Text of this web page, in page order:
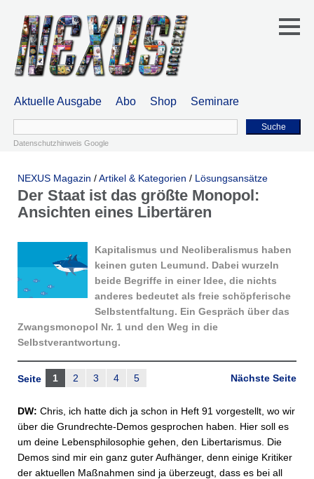
Aktuelle Ausgabe Abo Shop Seminare
Suche
Datenschutzhinweis Google
NEXUS Magazin /Artikel & Kategorien / Lösungsansätze
Der Staat ist das größte Monopol:
Ansichten eines Libertären
Kapitalismus und Neoliberalismus haben
keinen guten Leumund. Dabei wurzeln
beide Begriffe in einer Idee, die nichts
anderes bedeutet als freie schöpferische
Selbstentfaltung. Ein Gespräch über das
Zwangsmonopol Nr. 1 und den Weg in die
Selbstverantwortung.
Nächste Seite
Seite 1 2 3 4 5
DW: Chris, ich hatte dich ja schon in Heft 91 vorgestellt, wo wir
über die Grundrechte-Demos gesprochen haben. Hier soll es
um deine Lebensphilosophie gehen, den Libertarismus. Die
Demos sind mir ein ganz guter Aufhänger, denn einige Kritiker
der aktuellen Maßnahmen sind ja überzeugt, dass es bei all